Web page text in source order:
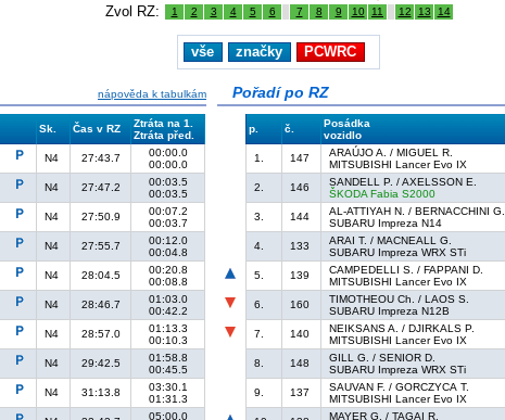
Zvol RZ: 1 2 3 4 5 6 7 8 9 10 11 12 13 14
vše značky PCWRC
nápověda k tabulkám
Sk. Čas v RZ
Ztráta na 1.
Ztráta před.
N4 27:43.7
00:00.0
00:00.0
N4 27:47.2
00:03.5
00:03.5
N4 27:50.9
00:07.2
00:03.7
N4 27:55.7
00:12.0
00:04.8
N4 28:04.5
00:20.8
00:08.8
N4 28:46.7
01:03.0
00:42.2
N4 28:57.0
01:13.3
00:10.3
N4 29:42.5
01:58.8
00:45.5
N4 31:13.8
03:30.1
01:31.3
05:00.0
Pořadí po RZ
p. č.
Posádka
vozidlo
1.
147
ARAÚJO A. / MIGUEL R.
MITSUBISHI Lancer Evo IX
2.
146
SANDELL P. / AXELSSON E.
ŠKODA Fabia S2000
3.
144
AL-ATTIYAH N. / BERNACCHINI G.
SUBARU Impreza N14
4.
133
ARAI T. / MACNEALL G.
SUBARU Impreza WRX STi
5.
139
CAMPEDELLI S. / FAPPANI D.
MITSUBISHI Lancer Evo IX
6.
160
TIMOTHEOU Ch. / LAOS S.
SUBARU Impreza N12B
7.
140
NEIKSANS A. / DJIRKALS P.
MITSUBISHI Lancer Evo IX
8.
148
GILL G. / SENIOR D.
SUBARU Impreza WRX STi
9.
137
SAUVAN F. / GORCZYCA T.
MITSUBISHI Lancer Evo IX
MAYER G. / TAGAI R.